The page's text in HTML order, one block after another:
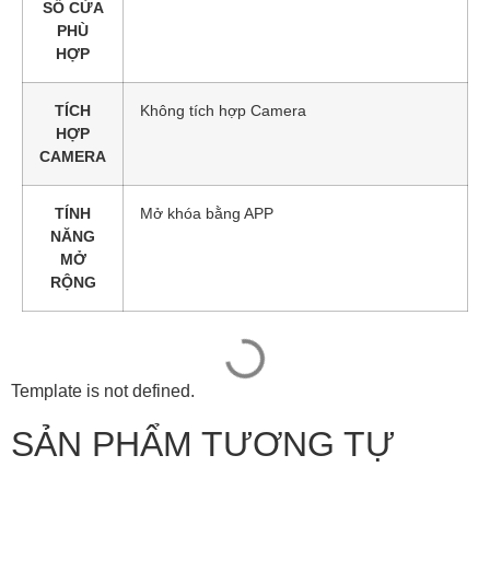
SỐ CỬA
PHÙ
HỢP
TÍCH
HỢP
CAMERA
Không tích hợp Camera
TÍNH
NĂNG
MỞ
RỘNG
Mở khóa bằng APP
Template is not defined.
SẢN PHẨM TƯƠNG TỰ